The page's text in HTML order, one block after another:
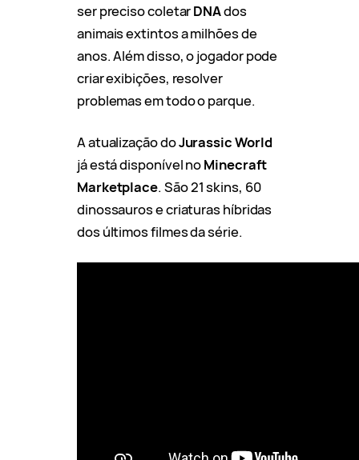
ser preciso coletarDNAdos
animais extintos a milhões de
anos. Além disso, o jogador pode
criar exibições, resolver
problemas em todo o parque.
A atualização doJurassic World
já está disponível noMinecraft
Marketplace. São 21 skins, 60
dinossauros e criaturas híbridas
dos últimos filmes da série.